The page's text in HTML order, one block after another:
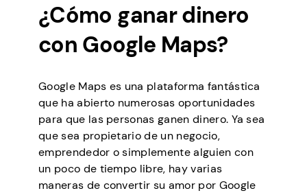
¿Cómo ganar dinero
con Google Maps?
Google Maps es una plataforma fantástica
que ha abierto numerosas oportunidades
para que las personas ganen dinero. Ya sea
que sea propietario de un negocio,
emprendedor o simplemente alguien con
un poco de tiempo libre, hay varias
maneras de convertir su amor por Google